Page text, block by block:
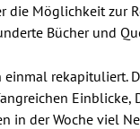
die Möglichkeit zur
Bücher und
rekapituliert.
Einblicke,
in der Woche viel